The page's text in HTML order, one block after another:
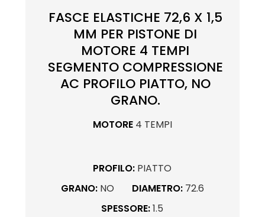
FASCE ELASTICHE 72,6 X 1,5
MM PER PISTONE DI
MOTORE 4 TEMPI
SEGMENTO COMPRESSIONE
AC PROFILO PIATTO, NO
GRANO.
MOTORE 4 TEMPI
PROFILO: PIATTO
GRANO: NO DIAMETRO: 72.6
SPESSORE:1.5